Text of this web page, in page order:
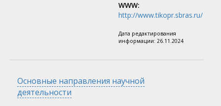
WWW:
http://www.tikopr.sbras.ru/
Дата редактирования
информации: 26.11.2024
Скрыть
Основные направления научной
деятельности